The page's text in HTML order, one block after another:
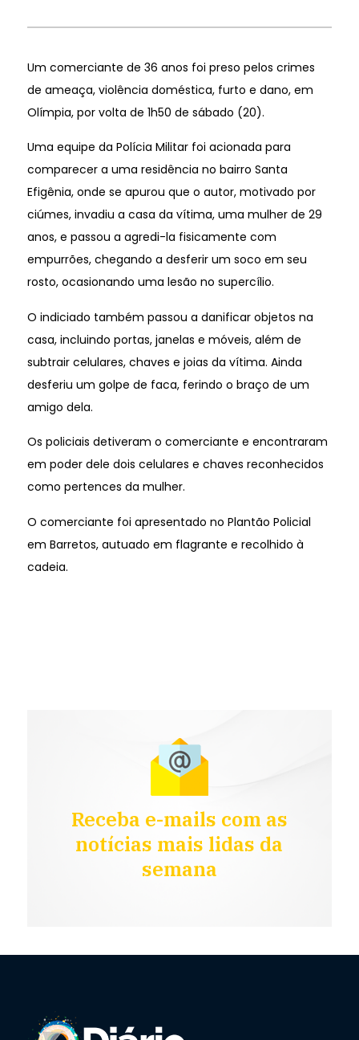
Um comerciante de 36 anos foi preso pelos crimes
de ameaça, violência doméstica, furto e dano, em
Olímpia, por volta de 1h50 de sábado (20).
Uma equipe da Polícia Militar foi acionada para
comparecer a uma residência no bairro Santa
Efigênia, onde se apurou que o autor, motivado por
ciúmes, invadiu a casa da vítima, uma mulher de 29
anos, e passou a agredi-la fisicamente com
empurrões, chegando a desferir um soco em seu
rosto, ocasionando uma lesão no supercílio.
O indiciado também passou a danificar objetos na
casa, incluindo portas, janelas e móveis, além de
subtrair celulares, chaves e joias da vítima. Ainda
desferiu um golpe de faca, ferindo o braço de um
amigo dela.
Os policiais detiveram o comerciante e encontraram
em poder dele dois celulares e chaves reconhecidos
como pertences da mulher.
O comerciante foi apresentado no Plantão Policial
em Barretos, autuado em flagrante e recolhido à
cadeia.
Receba e-mails com as
notícias mais lidas da
semana